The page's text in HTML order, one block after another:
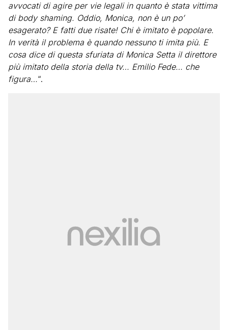
avvocati di agire per vie legali in quanto è stata vittima
di body shaming. Oddio, Monica, non è un po’
esagerato? E fatti due risate! Chi è imitato è popolare.
In verità il problema è quando nessuno ti imita più. E
cosa dice di questa sfuriata di Monica Setta il direttore
più imitato della storia della tv… Emilio Fede… che
figura…“.